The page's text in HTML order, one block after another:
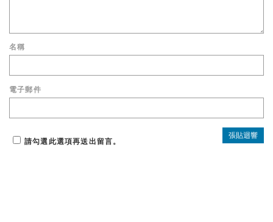
名稱
電子郵件
請勾選此選項再送出留言。